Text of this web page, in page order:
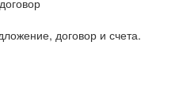
договор и счета.